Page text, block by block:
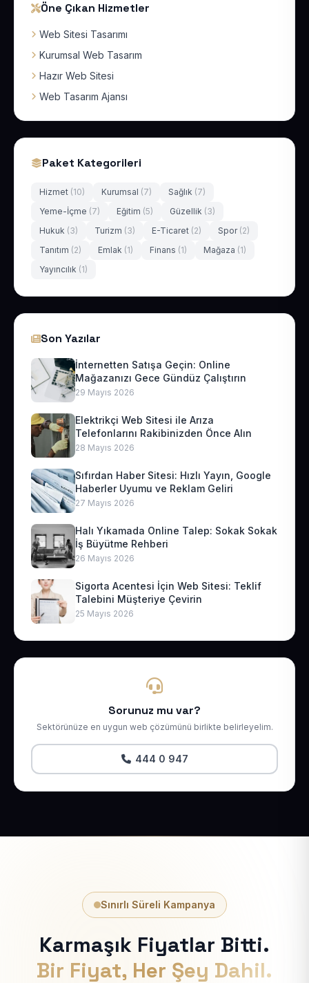
Öne Çıkan Hizmetler
Web Sitesi Tasarımı
Kurumsal Web Tasarım
Hazır Web Sitesi
Web Tasarım Ajansı
Paket Kategorileri
Hizmet (10) Kurumsal (7) Sağlık (7)
Yeme-İçme (7) Eğitim (5) Güzellik (3)
Hukuk (3) Turizm (3) E-Ticaret (2) Spor (2)
Tanıtım (2) Emlak (1) Finans (1) Mağaza (1)
Yayıncılık (1)
Son Yazılar
İnternetten Satışa Geçin: Online
Mağazanızı Gece Gündüz Çalıştırın
29 Mayıs 2026
Elektrikçi Web Sitesi ile Arıza
Telefonlarını Rakibinizden Önce Alın
28 Mayıs 2026
Sıfırdan Haber Sitesi: Hızlı Yayın, Google
Haberler Uyumu ve Reklam Geliri
27 Mayıs 2026
Halı Yıkamada Online Talep: Sokak Sokak
İş Büyütme Rehberi
26 Mayıs 2026
Sigorta Acentesi İçin Web Sitesi: Teklif
Talebini Müşteriye Çevirin
25 Mayıs 2026
Sorunuz mu var?
Sektörünüze en uygun web çözümünü birlikte belirleyelim.
444 0 947
Sınırlı Süreli Kampanya
Karmaşık Fiyatlar Bitti.
Bir Fiyat, Her Şey Dahil.